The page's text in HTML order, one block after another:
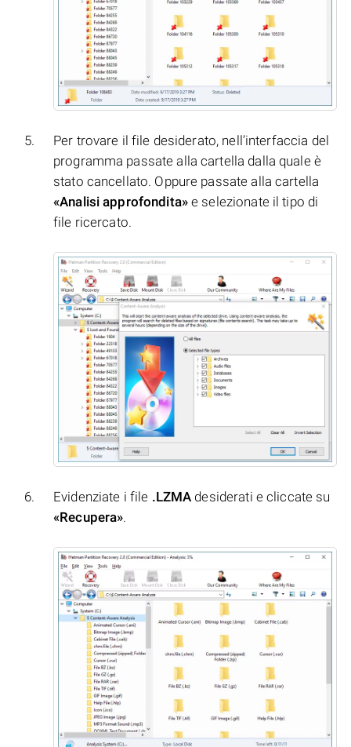
Per trovare il file desiderato, nell’interfaccia del
programma passate alla cartella dalla quale è
stato cancellato. Oppure passate alla cartella
«Analisi approfondita»e selezionate il tipo di
file ricercato.
Evidenziate i file .LZMA desiderati e cliccate su
«Recupera».